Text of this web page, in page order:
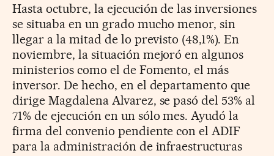
Hasta octubre, la ejecución de las inversiones
se situaba en un grado mucho menor, sin
llegar a la mitad de lo previsto (48,1%). En
noviembre, la situación mejoró en algunos
ministerios como el de Fomento, el más
inversor. De hecho, en el departamento que
dirige Magdalena Alvarez, se pasó del 53% al
71% de ejecución en un sólo mes. Ayudó la
firma del convenio pendiente con el ADIF
para la administración de infraestructuras